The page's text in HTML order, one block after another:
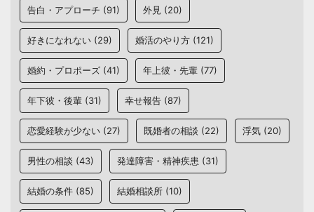
告白・アプローチ (91) 外見 (20)
好きになれない (29) 婚活のやり方 (121)
婚約・プロポーズ (41) 年上彼・先輩 (77)
年下彼・後輩 (31) 幸せ報告 (87)
恋愛経験が少ない (27) 既婚者の相談 (22) 浮気 (20)
男性の相談 (43) 発達障害・精神疾患 (31)
結婚の条件 (85) 結婚相談所 (10)